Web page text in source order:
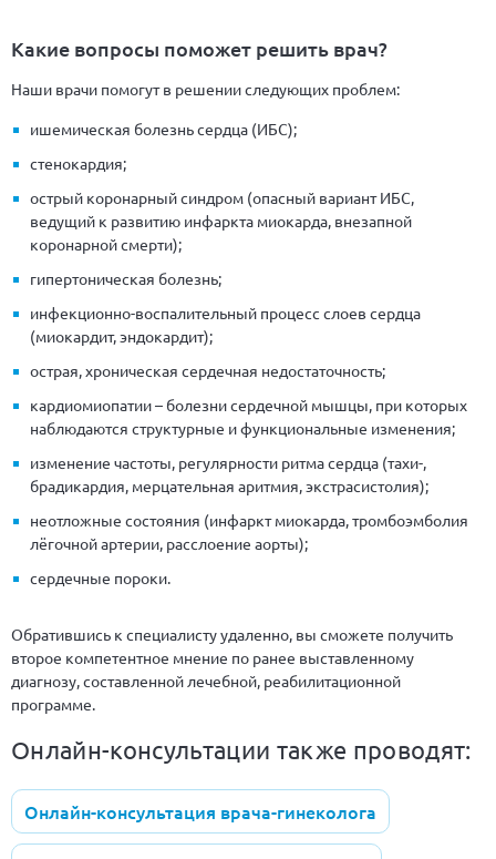
Какие вопросы поможет решить врач?
Наши врачи помогут в решении следующих проблем:
ишемическая болезнь сердца (ИБС);
стенокардия;
острый коронарный синдром (опасный вариант ИБС,
ведущий к развитию инфаркта миокарда, внезапной
коронарной смерти);
гипертоническая болезнь;
инфекционно-воспалительный процесс слоев сердца
(миокардит, эндокардит);
острая, хроническая сердечная недостаточность;
кардиомиопатии – болезни сердечной мышцы, при которых
наблюдаются структурные и функциональные изменения;
изменение частоты, регулярности ритма сердца (тахи-,
брадикардия, мерцательная аритмия, экстрасистолия);
неотложные состояния (инфаркт миокарда, тромбоэмболия
лёгочной артерии, расслоение аорты);
сердечные пороки.
Обратившись к специалисту удаленно, вы сможете получить
второе компетентное мнение по ранее выставленному
диагнозу, составленной лечебной, реабилитационной
программе.
Онлайн-консультации также проводят:
Онлайн-консультация врача-гинеколога